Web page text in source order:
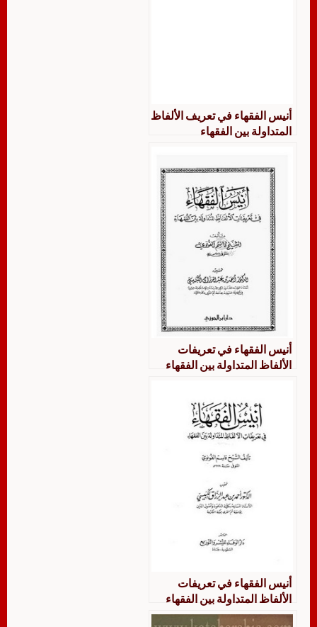
أنيس الفقهاء في تعريف الألفاظ
المتداولة بين الفقهاء
أنيس الفقهاء في تعريفات
الألفاظ المتداولة بين الفقهاء
أنيس الفقهاء في تعريفات
الألفاظ المتداولة بين الفقهاء